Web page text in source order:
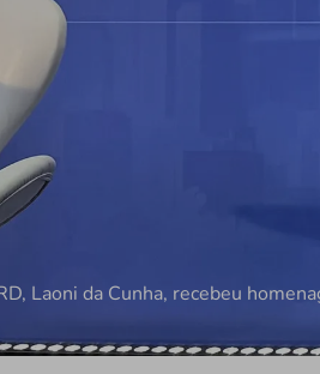
Laoni da Cunha, recebeu